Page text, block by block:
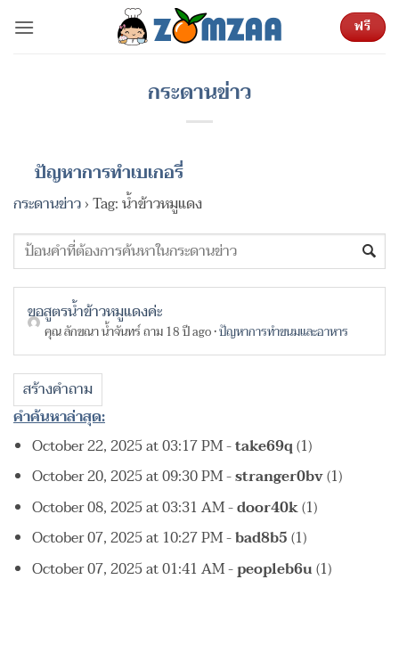
ฟรี
กระดานข่าว
ปัญหาการทำเบเกอรี่
กระดานข่าว›Tag: น้ำข้าวหมูแดง
ขอสูตรน้ำข้าวหมูแดงค่ะ
คุณ ลักขณา น้ำจันทร์ถาม 18 ปี ago•ปัญหาการทำขนมและอาหาร
สร้างคำถาม
คำค้นหาล่าสุด:
October 22, 2025 at 03:17 PM-take69q(1)
October 20, 2025 at 09:30 PM-stranger0bv(1)
October 08, 2025 at 03:31 AM-door40k(1)
October 07, 2025 at 10:27 PM-bad8b5(1)
October 07, 2025 at 01:41 AM-peopleb6u(1)